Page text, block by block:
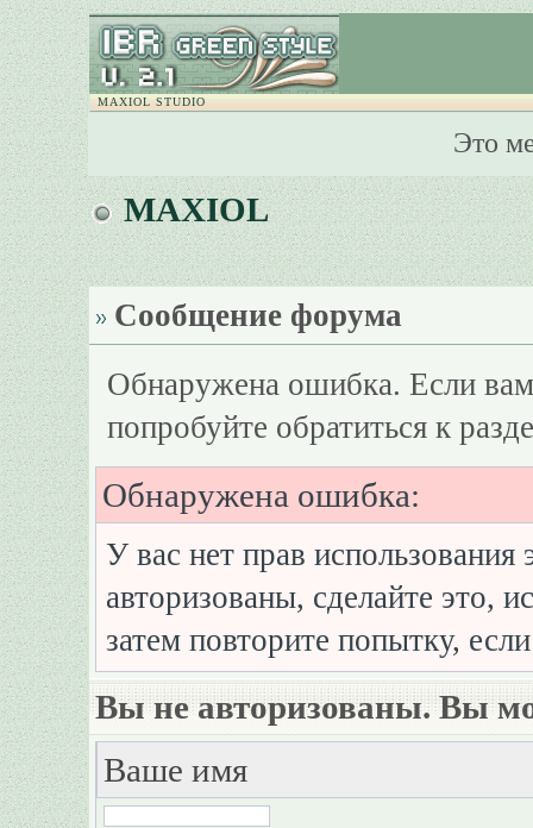
MAXIOL STUDIO
Это
MAXIOL
Сообщение форума
Обнаружена ошибка. Если
попробуйте обратиться к
Обнаружена ошибка:
У вас нет прав
авторизованы, сделайте это,
затем повторите попытку,
Вы не авторизованы. Вы
Ваше имя